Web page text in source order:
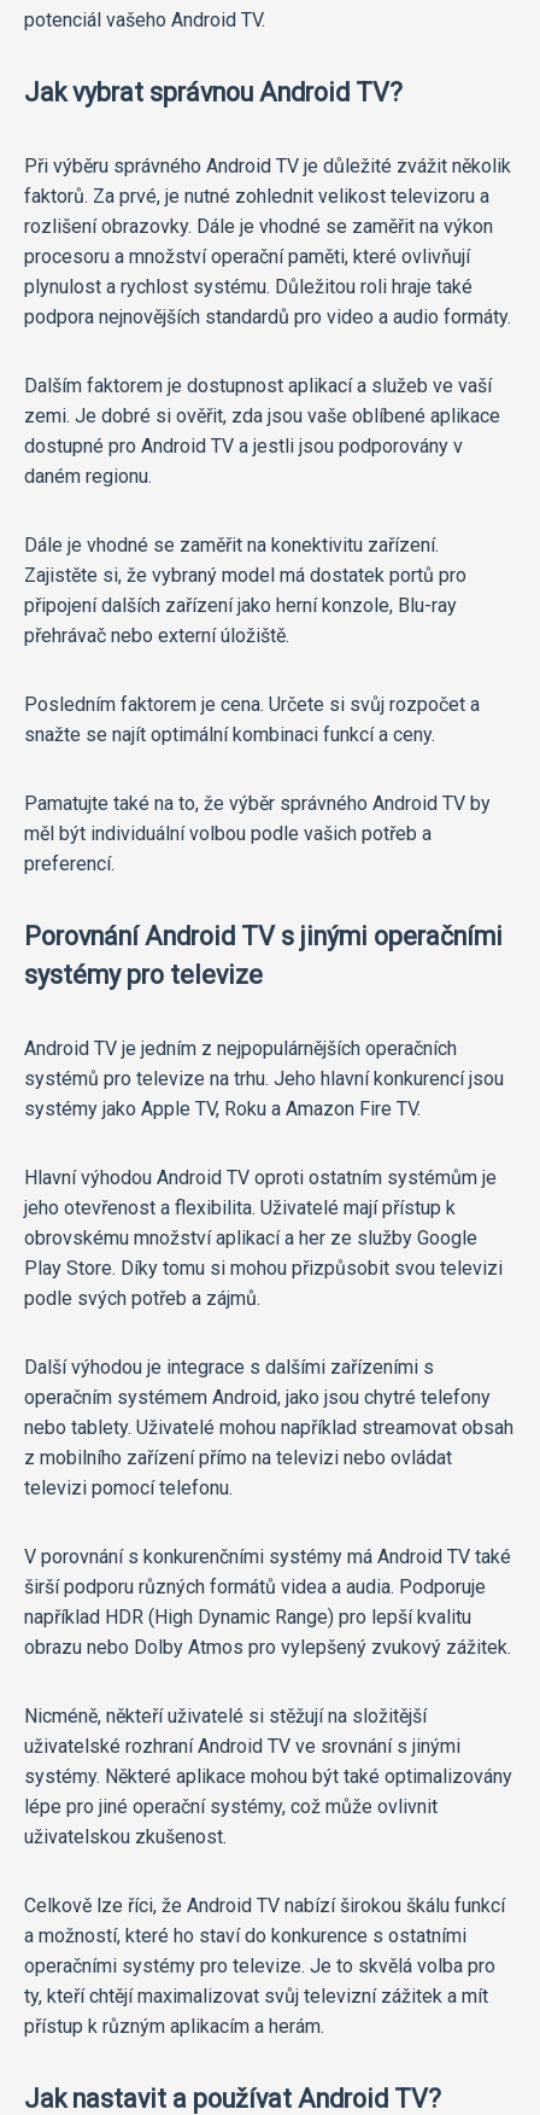
potenciál vašeho Android TV.
Jak vybrat správnou Android TV?
Při výběru správného Android TV je důležité zvážit několik
faktorů. Za prvé, je nutné zohlednit velikost televizoru a
rozlišení obrazovky. Dále je vhodné se zaměřit na výkon
procesoru a množství operační paměti, které ovlivňují
plynulost a rychlost systému. Důležitou roli hraje také
podpora nejnovějších standardů pro video a audio formáty.
Dalším faktorem je dostupnost aplikací a služeb ve vaší
zemi. Je dobré si ověřit, zda jsou vaše oblíbené aplikace
dostupné pro Android TV a jestli jsou podporovány v
daném regionu.
Dále je vhodné se zaměřit na konektivitu zařízení.
Zajistěte si, že vybraný model má dostatek portů pro
připojení dalších zařízení jako herní konzole, Blu-ray
přehrávač nebo externí úložiště.
Posledním faktorem je cena. Určete si svůj rozpočet a
snažte se najít optimální kombinaci funkcí a ceny.
Pamatujte také na to, že výběr správného Android TV by
měl být individuální volbou podle vašich potřeb a
preferencí.
Porovnání Android TV s jinými operačními
systémy pro televize
Android TV je jedním z nejpopulárnějších operačních
systémů pro televize na trhu. Jeho hlavní konkurencí jsou
systémy jako Apple TV, Roku a Amazon Fire TV.
Hlavní výhodou Android TV oproti ostatním systémům je
jeho otevřenost a flexibilita. Uživatelé mají přístup k
obrovskému množství aplikací a her ze služby Google
Play Store. Díky tomu si mohou přizpůsobit svou televizi
podle svých potřeb a zájmů.
Další výhodou je integrace s dalšími zařízeními s
operačním systémem Android, jako jsou chytré telefony
nebo tablety. Uživatelé mohou například streamovat obsah
z mobilního zařízení přímo na televizi nebo ovládat
televizi pomocí telefonu.
V porovnání s konkurenčními systémy má Android TV také
širší podporu různých formátů videa a audia. Podporuje
například HDR (High Dynamic Range) pro lepší kvalitu
obrazu nebo Dolby Atmos pro vylepšený zvukový zážitek.
Nicméně, někteří uživatelé si stěžují na složitější
uživatelské rozhraní Android TV ve srovnání s jinými
systémy. Některé aplikace mohou být také optimalizovány
lépe pro jiné operační systémy, což může ovlivnit
uživatelskou zkušenost.
Celkově lze říci, že Android TV nabízí širokou škálu funkcí
a možností, které ho staví do konkurence s ostatními
operačními systémy pro televize. Je to skvělá volba pro
ty, kteří chtějí maximalizovat svůj televizní zážitek a mít
přístup k různým aplikacím a herám.
Jak nastavit a používat Android TV?